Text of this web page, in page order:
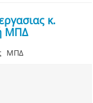
κ.
ΜΠΔ
ΜΠΔ